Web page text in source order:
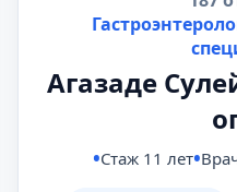
Агазаде
Стаж 11 лет